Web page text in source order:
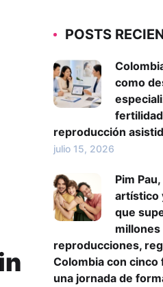
POSTS
como
reproducción
julio 15, 2026
Pim
artístico
que
millones
reproducciones,
Colombia con cinco
una jornada de